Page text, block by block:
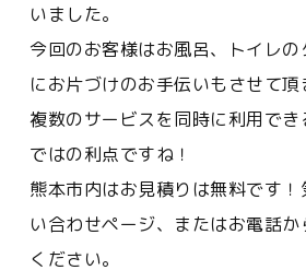
いました。
今回のお客様はお風呂、トイレ
にお片づけのお手伝いもさせて頂
複数のサービスを同時に利用でき
ではの利点ですね！
熊本市内はお見積りは無料です
い合わせページ、またはお電話
ください。